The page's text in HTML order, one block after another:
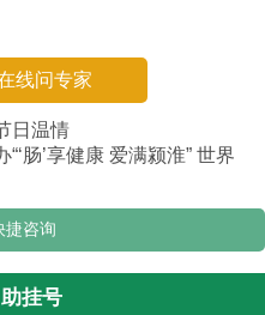
线问专家
日温情
肠’享健康 爱满颍淮” 世界
捷咨询
挂号